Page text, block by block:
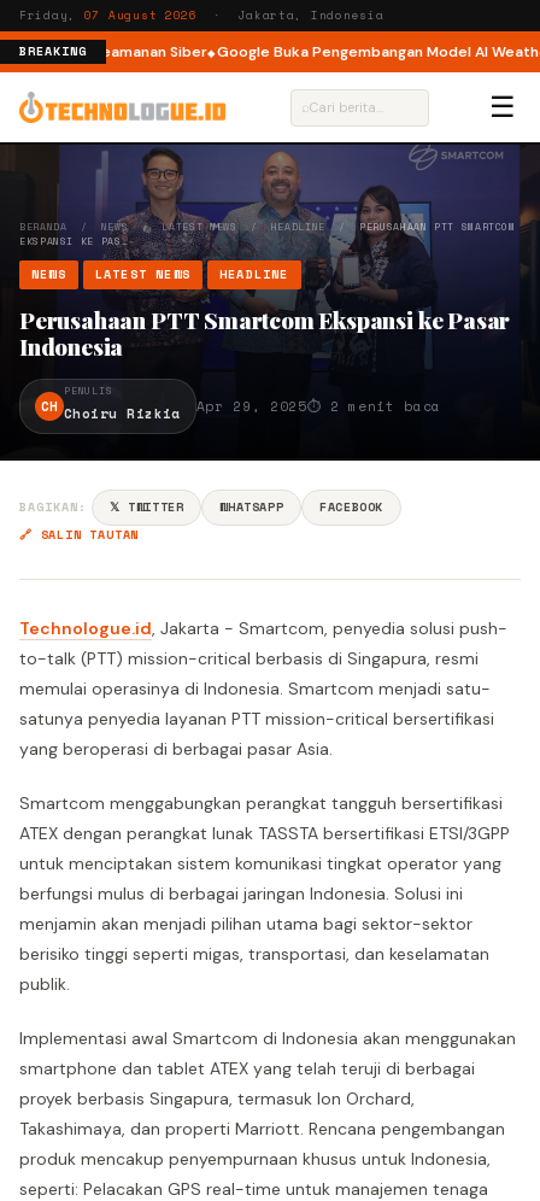
Friday, 07 August 2026 · Jakarta, Indonesia
BREAKING
Insiden Keamanan Siber Google Buka Pengembangan Model AI
⌕ ☰
BERANDA / NEWS/LATEST NEWS/ HEADLINE/ PERUSAHAAN PTT SMARTCOM
EKSPANSI KE PAS…
NEWS LATEST NEWS HEADLINE
Perusahaan PTT Smartcom Ekspansi ke Pasar
Indonesia
CH
PENULIS
Choiru Rizkia Apr 29, 2025⏱ 2 menit baca
BAGIKAN: 𝕏 TWITTER WHATSAPP
FACEBOOK
🔗 SALIN TAUTAN
Technologue.id, Jakarta - Smartcom, penyedia solusi push-
to-talk (PTT) mission-critical berbasis di Singapura, resmi
memulai operasinya di Indonesia. Smartcom menjadi satu-
satunya penyedia layanan PTT mission-critical bersertifikasi
yang beroperasi di berbagai pasar Asia.
Smartcom menggabungkan perangkat tangguh bersertifikasi
ATEX dengan perangkat lunak TASSTA bersertifikasi ETSI/3GPP
untuk menciptakan sistem komunikasi tingkat operator yang
berfungsi mulus di berbagai jaringan Indonesia. Solusi ini
menjamin akan menjadi pilihan utama bagi sektor-sektor
berisiko tinggi seperti migas, transportasi, dan keselamatan
publik.
Implementasi awal Smartcom di Indonesia akan menggunakan
smartphone dan tablet ATEX yang telah teruji di berbagai
proyek berbasis Singapura, termasuk Ion Orchard,
Takashimaya, dan properti Marriott. Rencana pengembangan
produk mencakup penyempurnaan khusus untuk Indonesia,
seperti: Pelacakan GPS real-time untuk manajemen tenaga